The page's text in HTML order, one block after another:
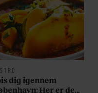
dig igennem
Her er de